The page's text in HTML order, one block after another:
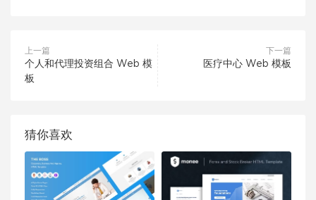
上一篇
个人和代理投资组合 Web 模
板
下一篇
医疗中心 Web 模板
猜你喜欢